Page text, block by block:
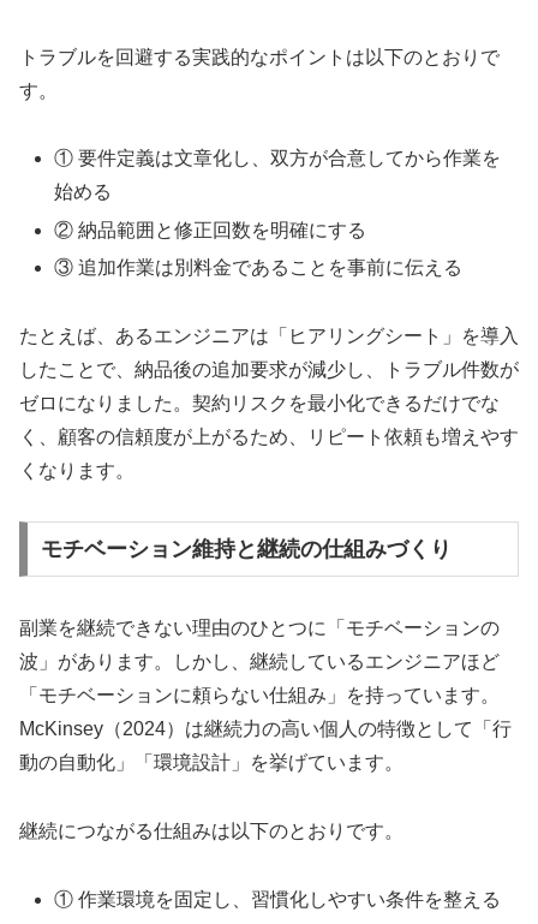
トラブルを回避する実践的なポイントは以下のとおりで
す。
① 要件定義は文章化し、双方が合意してから作業を
始める
② 納品範囲と修正回数を明確にする
③ 追加作業は別料金であることを事前に伝える
たとえば、あるエンジニアは「ヒアリングシート」を導入
したことで、納品後の追加要求が減少し、トラブル件数が
ゼロになりました。契約リスクを最小化できるだけでな
く、顧客の信頼度が上がるため、リピート依頼も増えやす
くなります。
モチベーション維持と継続の仕組みづくり
副業を継続できない理由のひとつに「モチベーションの
波」があります。しかし、継続しているエンジニアほど
「モチベーションに頼らない仕組み」を持っています。
McKinsey（2024）は継続力の高い個人の特徴として「行
動の自動化」「環境設計」を挙げています。
継続につながる仕組みは以下のとおりです。
① 作業環境を固定し、習慣化しやすい条件を整える